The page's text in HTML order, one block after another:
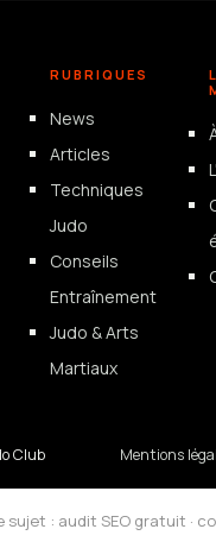
RUBRIQUES
News
Articles
Techniques
Judo
Conseils
Entraînement
Judo & Arts
Martiaux
Club Mentions
sujet : audit SEO gratuit ·